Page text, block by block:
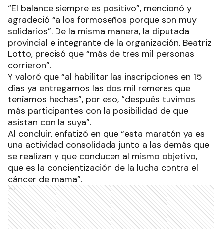
“El balance siempre es positivo”, mencionó y
agradeció “a los formoseños porque son muy
solidarios”. De la misma manera, la diputada
provincial e integrante de la organización, Beatriz
Lotto, precisó que “más de tres mil personas
corrieron”.
Y valoró que “al habilitar las inscripciones en 15
días ya entregamos las dos mil remeras que
teníamos hechas”, por eso, “después tuvimos
más participantes con la posibilidad de que
asistan con la suya”.
Al concluir, enfatizó en que “esta maratón ya es
una actividad consolidada junto a las demás que
se realizan y que conducen al mismo objetivo,
que es la concientización de la lucha contra el
cáncer de mama”.
Ads